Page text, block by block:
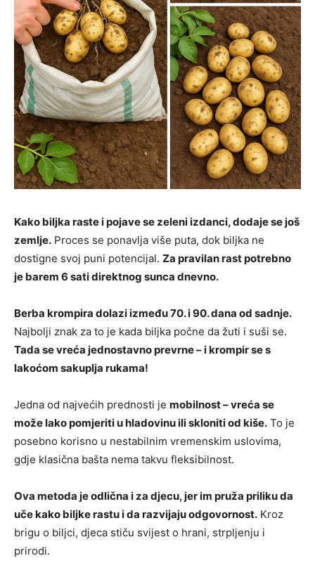
Kako biljka raste i pojave se zeleni izdanci, dodaje se još
zemlje. Proces se ponavlja više puta, dok biljka ne
dostigne svoj puni potencijal. Za pravilan rast potrebno
je barem 6 sati direktnog sunca dnevno.
Berba krompira dolazi između 70. i 90. dana od sadnje.
Najbolji znak za to je kada biljka počne da žuti i suši se.
Tada se vreća jednostavno prevrne – i krompir se s
lakoćom sakuplja rukama!
Jedna od najvećih prednosti je mobilnost – vreća se
može lako pomjeriti u hladovinu ili skloniti od kiše. To je
posebno korisno u nestabilnim vremenskim uslovima,
gdje klasična bašta nema takvu fleksibilnost.
Ova metoda je odlična i za djecu, jer im pruža priliku da
uče kako biljke rastu i da razvijaju odgovornost. Kroz
brigu o biljci, djeca stiču svijest o hrani, strpljenju i
prirodi.